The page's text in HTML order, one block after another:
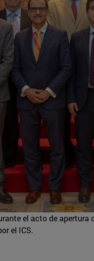
el acto de apertura
el ICS.